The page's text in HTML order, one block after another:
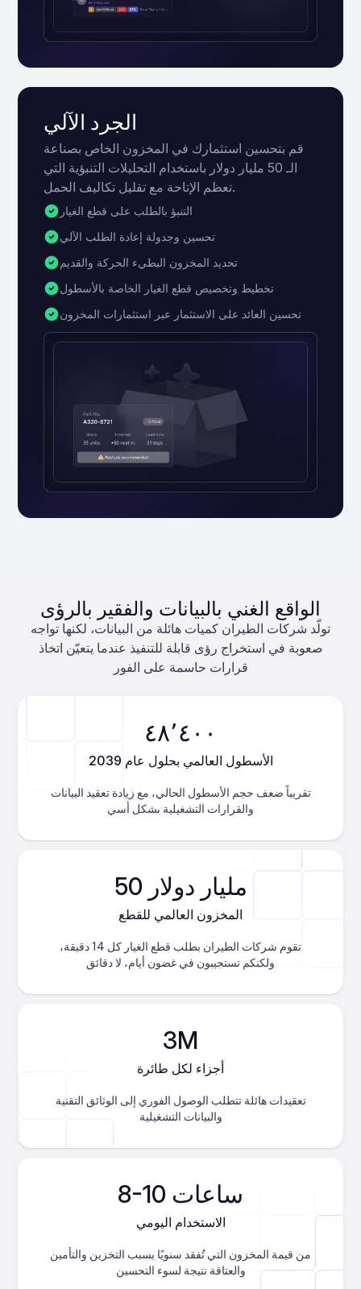
الجرد الآلي
قم بتحسين استثمارك في المخزون الخاص بصناعة
الـ 50 مليار دولار باستخدام التحليلات التنبؤية التي
تعظم الإتاحة مع تقليل تكاليف الحمل.
التنبؤ بالطلب على قطع الغيار
تحسين وجدولة إعادة الطلب الآلي
تحديد المخزون البطيء الحركة والقديم
تخطيط وتخصيص قطع الغيار الخاصة بالأسطول
تحسين العائد على الاستثمار عبر استثمارات المخزون
الواقع الغني بالبيانات والفقير بالرؤى
تولّد شركات الطيران كميات هائلة من البيانات، لكنها تواجه
صعوبة في استخراج رؤى قابلة للتنفيذ عندما يتعيّن اتخاذ
قرارات حاسمة على الفور
٤٨٬٤٠٠
الأسطول العالمي بحلول عام 2039
تقريباً ضعف حجم الأسطول الحالي، مع زيادة تعقيد البيانات
والقرارات التشغيلية بشكل أسي
50 مليار دولار
المخزون العالمي للقطع
تقوم شركات الطيران بطلب قطع الغيار كل 14 دقيقة،
ولكنكم تستجيبون في غضون أيام، لا دقائق
3M
أجزاء لكل طائرة
تعقيدات هائلة تتطلب الوصول الفوري إلى الوثائق التقنية
والبيانات التشغيلية
8-10 ساعات
الاستخدام اليومي
من قيمة المخزون التي تُفقد سنويًا بسبب التخزين والتأمين
والعتاقة نتيجة لسوء التحسين